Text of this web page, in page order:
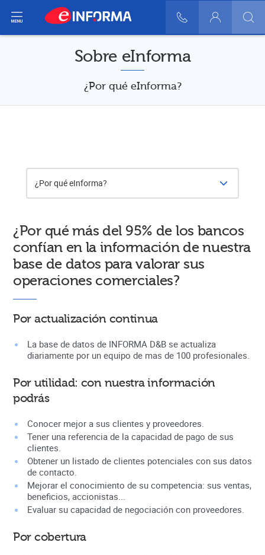
900 10 30 20
Sobre eInforma
¿Por qué eInforma?
¿Por qué eInforma?
¿Por qué más del 95% de los bancos
confían en la información de nuestra
base de datos para valorar sus
operaciones comerciales?
Por actualización continua
La base de datos de INFORMA D&B se actualiza
diariamente por un equipo de mas de 100 profesionales.
Por utilidad: con nuestra información
podrás
Conocer mejor a sus clientes y proveedores.
Tener una referencia de la capacidad de pago de sus
clientes.
Obtener un listado de clientes potenciales con sus datos
de contacto.
Mejorar el conocimiento de su competencia: sus ventas,
beneficios, accionistas...
Evaluar su capacidad de negociación con proveedores.
Por cobertura